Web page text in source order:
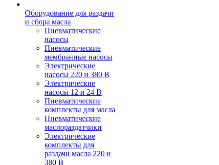
Оборудование для раздачи
и сбора масла
Пневматические
насосы
Пневматические
мембранные насосы
Электрические
насосы 220 и 380 В
Электрические
насосы 12 и 24 В
Пневматические
комплекты для масла
Пневматические
маслораздатчики
Электрические
комплекты для
раздачи масла 220 и
380 В